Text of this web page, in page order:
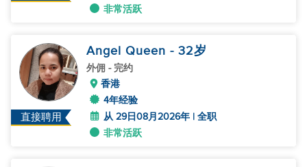
非常活跃
直接聘用
Angel Queen - 32岁
外佣 - 完约
香港
4年经验
从 29日08月2026年 | 全职
非常活跃